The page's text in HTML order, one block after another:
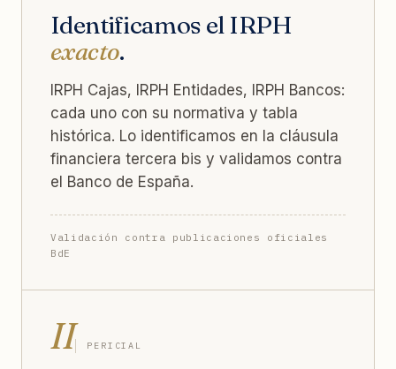
Identificamos el IRPH
exacto.
IRPH Cajas, IRPH Entidades, IRPH Bancos:
cada uno con su normativa y tabla
histórica. Lo identificamos en la cláusula
financiera tercera bis y validamos contra
el Banco de España.
Validación contra publicaciones oficiales
BdE
II PERICIAL